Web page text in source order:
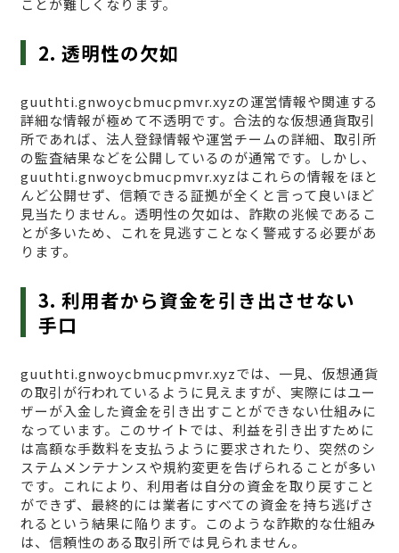
ことが難しくなります。
2. 透明性の欠如
guuthti.gnwoycbmucpmvr.xyzの運営情報や関連する
詳細な情報が極めて不透明です。合法的な仮想通貨取引
所であれば、法人登録情報や運営チームの詳細、取引所
の監査結果などを公開しているのが通常です。しかし、
guuthti.gnwoycbmucpmvr.xyzはこれらの情報をほと
んど公開せず、信頼できる証拠が全くと言って良いほど
見当たりません。透明性の欠如は、詐欺の兆候であるこ
とが多いため、これを見逃すことなく警戒する必要があ
ります。
3. 利用者から資金を引き出させない
手口
guuthti.gnwoycbmucpmvr.xyzでは、一見、仮想通貨
の取引が行われているように見えますが、実際にはユー
ザーが入金した資金を引き出すことができない仕組みに
なっています。このサイトでは、利益を引き出すために
は高額な手数料を支払うように要求されたり、突然のシ
ステムメンテナンスや規約変更を告げられることが多い
です。これにより、利用者は自分の資金を取り戻すこと
ができず、最終的には業者にすべての資金を持ち逃げさ
れるという結果に陥ります。このような詐欺的な仕組み
は、信頼性のある取引所では見られません。